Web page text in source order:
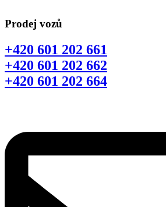
+420 601 202 662
+420 601 202 664